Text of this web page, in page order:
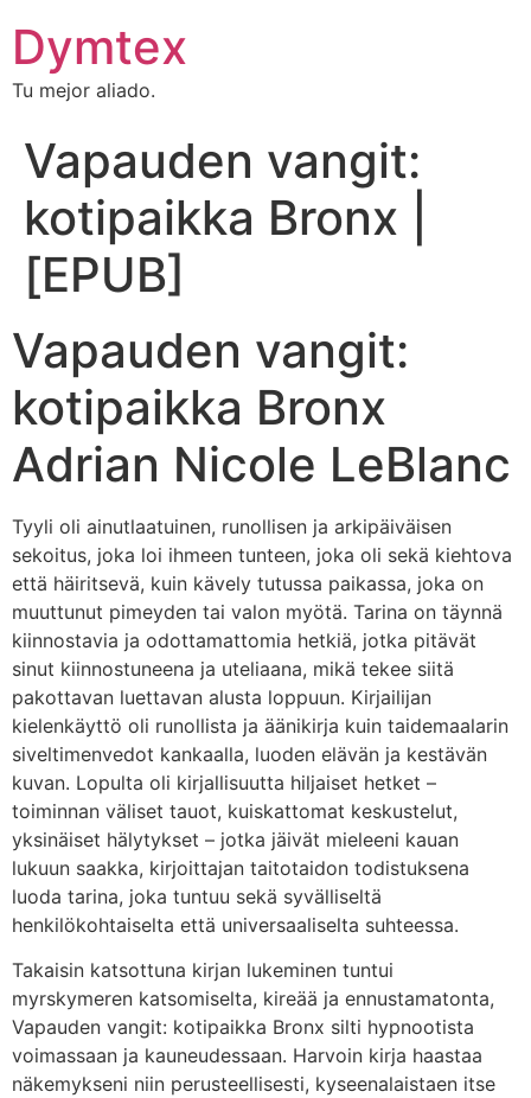
Dymtex
Tu mejor aliado.
Vapauden vangit:
kotipaikka Bronx |
[EPUB]
Vapauden vangit:
kotipaikka Bronx
Adrian Nicole LeBlanc
Tyyli oli ainutlaatuinen, runollisen ja arkipäiväisen
sekoitus, joka loi ihmeen tunteen, joka oli sekä kiehtova
että häiritsevä, kuin kävely tutussa paikassa, joka on
muuttunut pimeyden tai valon myötä. Tarina on täynnä
kiinnostavia ja odottamattomia hetkiä, jotka pitävät
sinut kiinnostuneena ja uteliaana, mikä tekee siitä
pakottavan luettavan alusta loppuun. Kirjailijan
kielenkäyttö oli runollista ja äänikirja kuin taidemaalarin
siveltimenvedot kankaalla, luoden elävän ja kestävän
kuvan. Lopulta oli kirjallisuutta hiljaiset hetket –
toiminnan väliset tauot, kuiskattomat keskustelut,
yksinäiset hälytykset – jotka jäivät mieleeni kauan
lukuun saakka, kirjoittajan taitotaidon todistuksena
luoda tarina, joka tuntuu sekä syvälliseltä
henkilökohtaiselta että universaaliselta suhteessa.
Takaisin katsottuna kirjan lukeminen tuntui
myrskymeren katsomiselta, kireää ja ennustamatonta,
Vapauden vangit: kotipaikka Bronx silti hypnootista
voimassaan ja kauneudessaan. Harvoin kirja haastaa
näkemykseni niin perusteellisesti, kyseenalaistaen itse